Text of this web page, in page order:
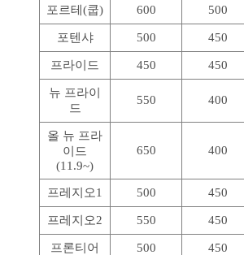
포르테(쿱) 600 500
포텐샤 500 450
프라이드 450 450
뉴 프라이
드
550 400
올 뉴 프라
이드
(11.9~)
650 400
프레지오1 500 450
프레지오2 550 450
프론티어 500 450